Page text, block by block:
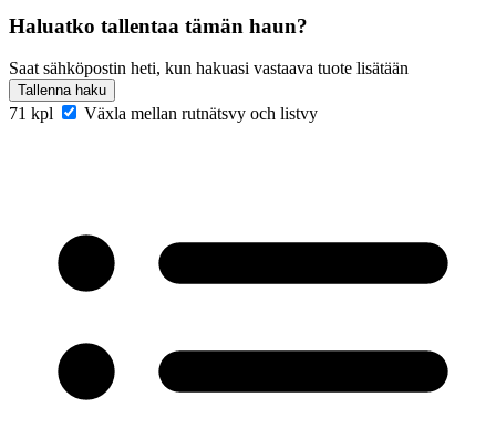
Haluatko tallentaa tämän haun?
Saat sähköpostin heti, kun hakuasi vastaava tuote lisätään
Tallenna haku
71 kpl Växla mellan rutnätsvy och listvy